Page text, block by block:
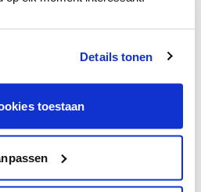
Details tonen
toestaan